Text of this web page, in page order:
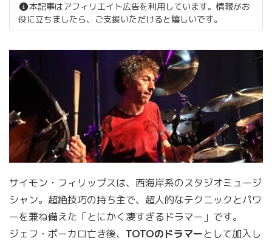
本記事はアフィリエイト広告を利用しています。情報がお
役に立ちましたら、ご支援いただけると嬉しいです。
サイモン・フィリップスは、西海岸系のスタジオミュージ
シャン。超絶技巧の持ち主で、超人的なテクニックとパワ
ーを兼ね備えた「とにかく凄すぎるドラマー」です。
ジェフ・ポーカロ亡き後、 TOTOのドラマーとして加入し